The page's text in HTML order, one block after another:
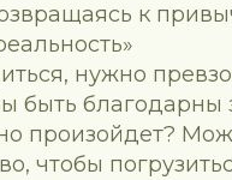
к
нужно
быть благодарны
произойдет?
чтобы